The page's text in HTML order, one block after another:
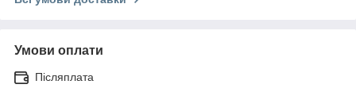
Умови оплати
Післяплата